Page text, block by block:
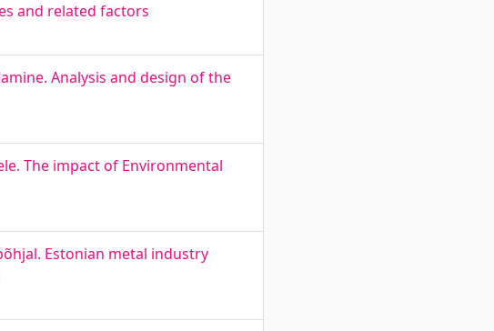
and related factors
Analysis and design of the
The impact of Environmental
Estonian metal industry